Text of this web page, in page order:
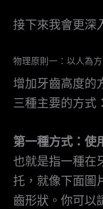
接下來我會更深
物理原則一：以人為
增加牙齒高度的
三種主要的方式：
第一種方式：使
也就是指一種在
托，就像下面圖
齒形狀。你可以